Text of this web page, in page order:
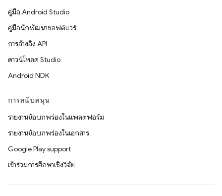
คู่มือ Android Studio
คู่มือนักพัฒนาซอฟต์แวร์
การอ้างอิง API
ดาวน์โหลด Studio
Android NDK
การสนับสนุน
รายงานข้อบกพร่องในแพลตฟอร์ม
รายงานข้อบกพร่องในเอกสาร
Google Play support
เข้าร่วมการศึกษาเชิงวิจัย